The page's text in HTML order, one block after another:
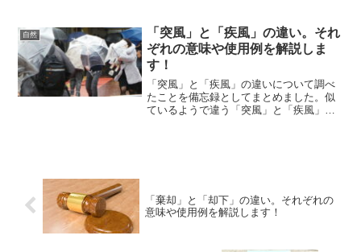
自然
「突風」と「疾風」の違い。それ
ぞれの意味や使用例を解説しま
す！
「突風」と「疾風」の違いについて調べ
たことを備忘録としてまとめました。似
ているようで違う「突風」と「疾風」の
「棄却」と「却下」の違い。それぞれの
意味や使用例を解説します！